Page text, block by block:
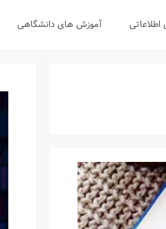
اطلاعاتی آموزش های دانشگاهی